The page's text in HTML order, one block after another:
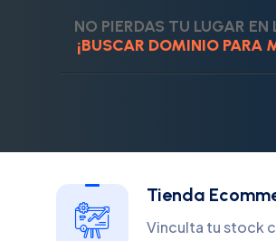
NO PIERDAS TU LUGAR EN
¡BUSCAR DOMINIO PARA
Tienda
Vinculta tu stock